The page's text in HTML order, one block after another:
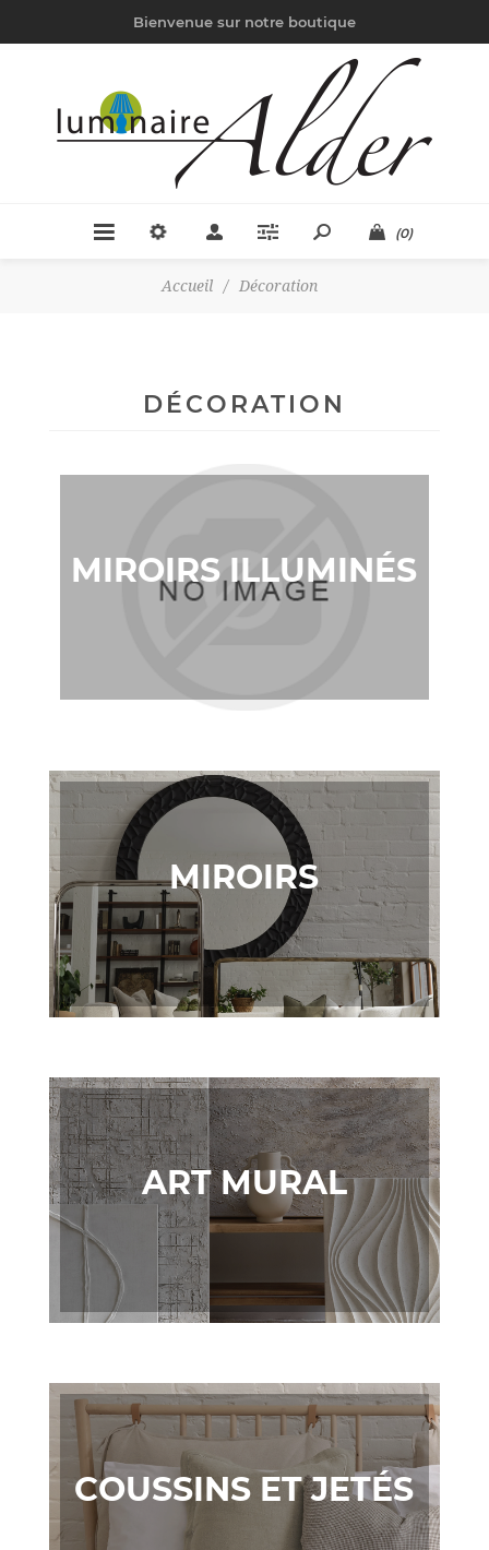
Bienvenue sur notre boutique
(0)
Accueil / Décoration
MIROIRS ILLUMINÉS
MIROIRS
ART MURAL
COUSSINS ET JETÉS
DÉCORATION